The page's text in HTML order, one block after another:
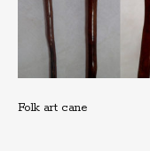
Folk art cane